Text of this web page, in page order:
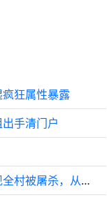
狂属性暴露
手清门户
男人去赌博，回来后却发现全村被屠杀，从此他与小鬼子势不两立！